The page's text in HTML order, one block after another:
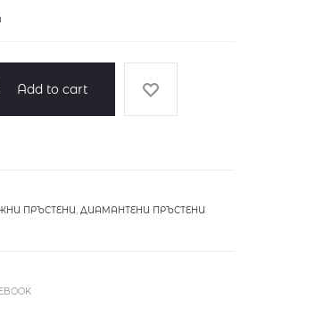
Add to cart
ПРЪСТЕНИ, ДИАМАНТЕНИ ПРЪСТЕНИ